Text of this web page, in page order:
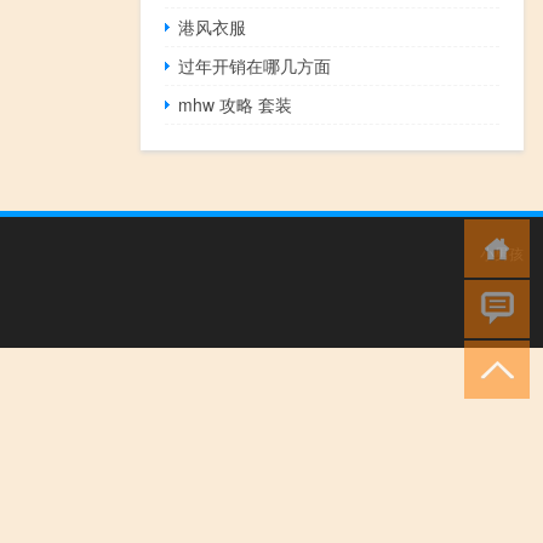
港风衣服
过年开销在哪几方面
mhw 攻略 套装
小男孩